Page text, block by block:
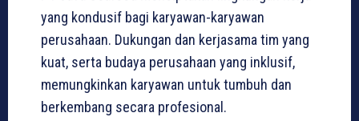
yang kondusif bagi karyawan-karyawan
perusahaan. Dukungan dan kerjasama tim yang
kuat, serta budaya perusahaan yang inklusif,
memungkinkan karyawan untuk tumbuh dan
berkembang secara profesional.